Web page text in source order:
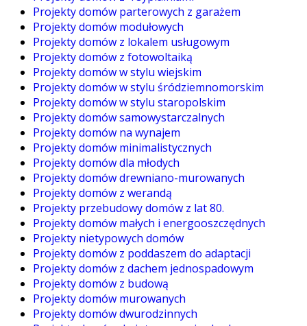
Projekty domów parterowych z garażem
Projekty domów modułowych
Projekty domów z lokalem usługowym
Projekty domów z fotowoltaiką
Projekty domów w stylu wiejskim
Projekty domów w stylu śródziemnomorskim
Projekty domów w stylu staropolskim
Projekty domów samowystarczalnych
Projekty domów na wynajem
Projekty domów minimalistycznych
Projekty domów dla młodych
Projekty domów drewniano-murowanych
Projekty domów z werandą
Projekty przebudowy domów z lat 80.
Projekty domów małych i energooszczędnych
Projekty nietypowych domów
Projekty domów z poddaszem do adaptacji
Projekty domów z dachem jednospadowym
Projekty domów z budową
Projekty domów murowanych
Projekty domów dwurodzinnych